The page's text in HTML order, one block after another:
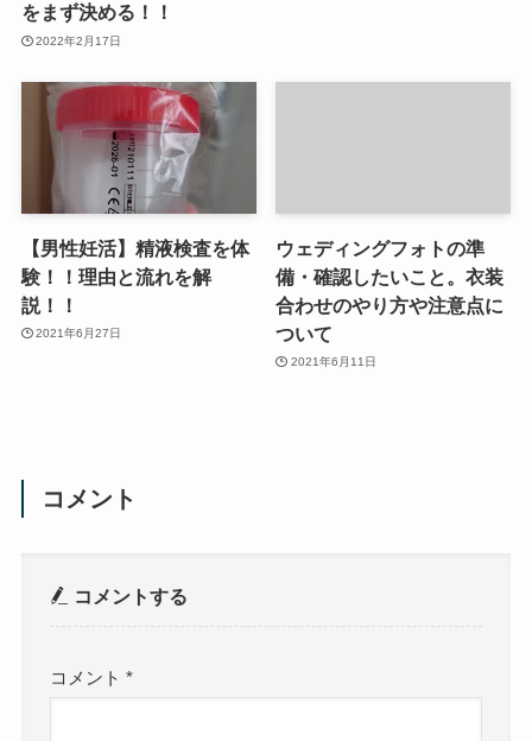
をまず決める！！
2022年2月17日
【男性妊活】精液検査を体
験！！理由と流れを解
説！！
2021年6月27日
ウェディングフォトの準
備・確認したいこと。衣装
合わせのやり方や注意点に
ついて
2021年6月11日
コメント
コメントする
コメント*